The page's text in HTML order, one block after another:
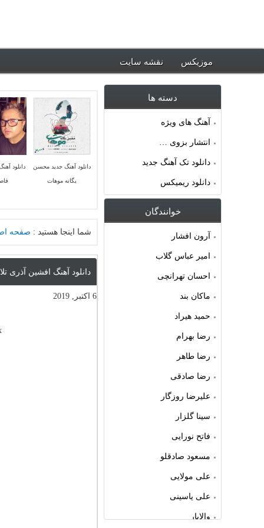
موزیکس نقشه سایت
دانلود آهنگ جدید محسن
یگانه موهات
دانلود
شما اینجا هستید : صفحه
دانلود آهنگ افشین آذری
6 اکتبر, 2019
دسته ها
آهنگ های ویژه
انتشار بزوی …
دانلود تک آهنگ جدید
دانلود ریمیکس
خوانندگان
آرون افشار
امیر عباس گلاب
احسان تهرانچی
ماکان بند
حمید هیراد
رضا بهرام
رضا طاهر
رضا صادقی
علیرضا روزگار
سینا گلزار
فاتح نورایی
مسعود صادقلو
علی مولایی
علی یاسینی
والایار